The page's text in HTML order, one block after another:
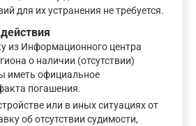
устанавливает порядок рассмотрения
кодекс Российской
для их устранения не требуется.
из Информационного центра
о наличии (отсутствии)
иметь официальное
погашения.
или в иных ситуациях от
об отсутствии судимости,